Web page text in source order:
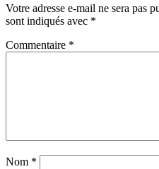
Votre adresse e-mail ne sera pas
sont indiqués avec *
Commentaire *
Nom *